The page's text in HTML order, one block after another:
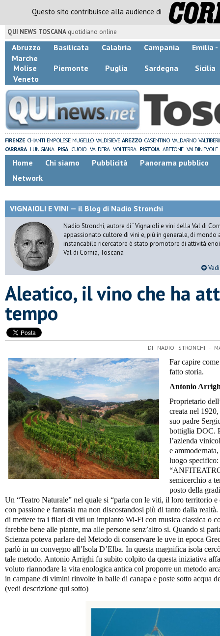
Questo sito contribuisce alla audience di
QUI NEWS TOSCANA quotidiano online
Abruzzo Basilicata Calabria Campania
Emilia -
Marche
Molise
Piemonte Puglia Sardegna
Sicilia
Veneto
FIRENZE CHIANTI EMPOLESE MUGELLO VALDISIEVE AREZZO CASENTINO VALDARNO
CARRARA LUNIGIANA PISA CUOIO VALDERA VOLTERRA PISTOIA ABETONE VALDINIEVOLE
Home Chi siamo Pubblicità
Panorama pubblico
Network
VIGNAIOLI E VINI — il Blog di Nadio Stronchi
Nadio Stronchi, autore di “Vignaioli e vini della Val di
appassionato cultore di vini e, più in generale, di
instancabile ricercatore è stato promotore di attività
Val di Cornia, Toscana
Aleatico, il vino che ha
tempo
DI NADIO STRONCHI -
Far capire
fatto storia.
Antonio
Proprietario
creata nel
suo padre
bottiglia DOC.
l’azienda
e
luogo
semicerchio a
posto della
Un “Teatro Naturale” nel quale si “parla con le viti, il loro territorio
con passione e fantasia ma non discostandosi più di tanto dalla
di mettere tra i filari di viti un impianto Wi-Fi con musica classica o
farebbe bene alle piante, ma alle persone senz’altro si. Quando si
Scienza poteva parlare del Metodo di conservare le uve in epoca
parlò in un convegno all’Isola D’Elba. In questa magnifica isola
tale metodo. Antonio Arrighi fu subito colpito da questa iniziativa
voluto riannodare la vita enologica antica col proporre un metodo
in campane di vimini rinvolte in balle di canapa e poste sotto acqua
(vedi descrizione qui sotto)